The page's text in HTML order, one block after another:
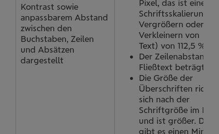
Kontrast sowie
anpassbarem Abstand
zwischen den
Buchstaben, Zeilen
und Absätzen
dargestellt
Pixel, das ist eine
Schriftsskalierung
Vergrößern oder
Verkleinern von
Text) von 112,5 %.
Der Zeilenabstand
Fließtext beträgt 1,6.
Die Größe der
Überschriften
sich nach der
Schriftgröße im
und ist größer.
gibt es einen